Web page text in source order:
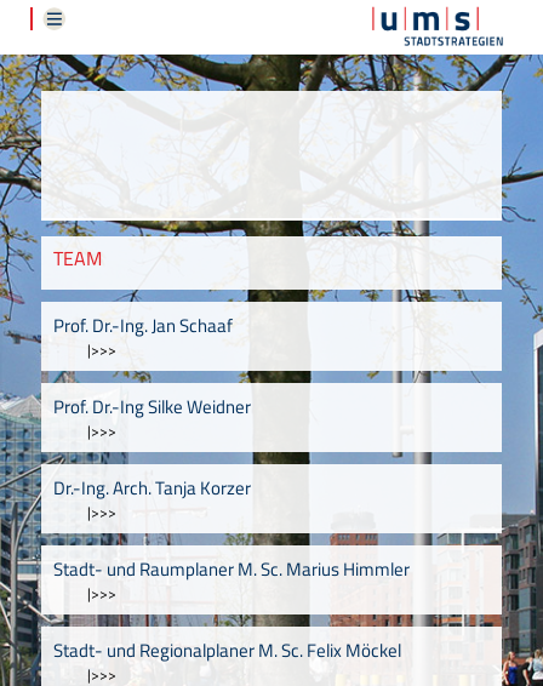
TEAM
Prof. Dr.-Ing. Jan Schaaf
|>>>
Prof. Dr.-Ing Silke Weidner
|>>>
Dr.-Ing. Arch. Tanja Korzer
|>>>
Stadt- und Raumplaner M. Sc. Marius Himmler
|>>>
Stadt- und Regionalplaner M. Sc. Felix Möckel
|>>>